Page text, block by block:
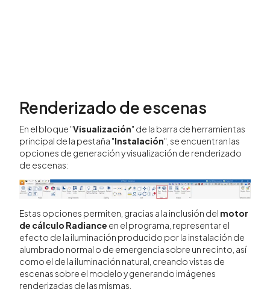
Renderizado de escenas
En el bloque "Visualización" de la barra de herramientas
principal de la pestaña "Instalación", se encuentran las
opciones de generación y visualización de renderizado
de escenas:
Estas opciones permiten, gracias a la inclusión del motor
de cálculo Radiance en el programa, representar el
efecto de la iluminación producido por la instalación de
alumbrado normal o de emergencia sobre un recinto, así
como el de la iluminación natural, creando vistas de
escenas sobre el modelo y generando imágenes
renderizadas de las mismas.